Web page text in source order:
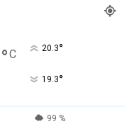
°C 20.3°
19.3°
99 %